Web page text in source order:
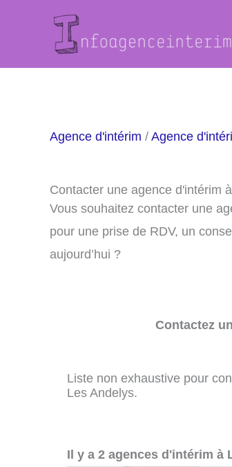
Agence d'intérim / Agence
Contacter une agence d'intérim
Vous souhaitez contacter une
pour une prise de RDV, un
aujourd’hui ?
Contactez
Liste non exhaustive pour
Les Andelys.
Il y a 2 agences d'intérim à